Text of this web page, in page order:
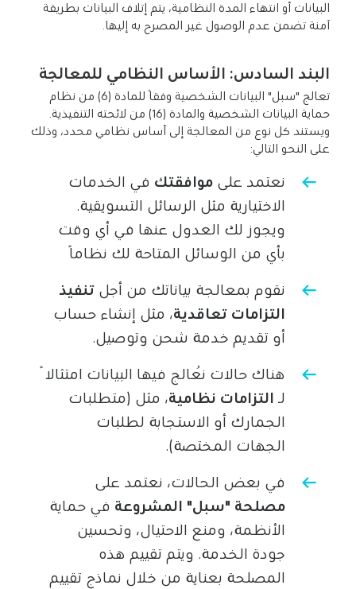
البيانات أو انتهاء المدة النظامية، يتم إتلاف البيانات بطريقة
آمنة تضمن عدم الوصول غير المصرح به إليها.
البند السادس: الأساس النظامي للمعالجة
تعالج "سبل" البيانات الشخصية وفقًا للمادة (6) من نظام
حماية البيانات الشخصية والمادة (16) من لائحته التنفيذية.
ويستند كل نوع من المعالجة إلى أساس نظامي محدد، وذلك
على النحو التالي:
نعتمد على موافقتك في الخدمات
الاختيارية مثل الرسائل التسويقية.
ويجوز لك العدول عنها في أي وقت
بأي من الوسائل المتاحة لك نظامًا
نقوم بمعالجة بياناتك من أجل تنفيذ
التزامات تعاقدية، مثل إنشاء حساب
أو تقديم خدمة شحن وتوصيل.
هناك حالات نُعالج فيها البيانات امتثالًا
لـ التزامات نظامية، مثل (متطلبات
الجمارك أو الاستجابة لطلبات
الجهات المختصة).
في بعض الحالات، نعتمد على
مصلحة "سبل" المشروعة في حماية
الأنظمة، ومنع الاحتيال، وتحسين
جودة الخدمة. ويتم تقييم هذه
المصلحة بعناية من خلال نماذج تقييم